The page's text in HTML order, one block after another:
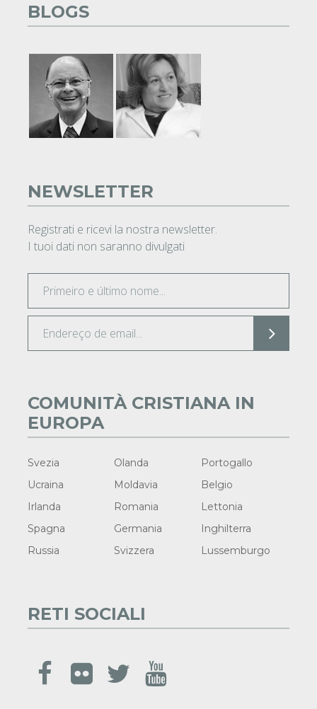
BLOGS
NEWSLETTER
Registrati e ricevi la nostra newsletter.
I tuoi dati non saranno divulgati
COMUNITÀ CRISTIANA IN
EUROPA
Svezia Olanda
Portogallo
Ucraina
Moldavia
Belgio
Irlanda
Romania
Lettonia
Spagna
Germania
Inghilterra
Russia
Svizzera Lussemburgo
RETI SOCIALI